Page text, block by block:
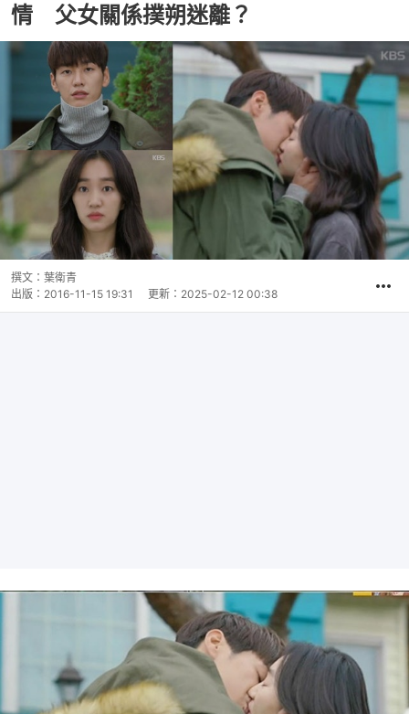
情 父女關係撲朔迷離？
撰文： 葉衛青
出版： 2016-11-15 19:31 更新： 2025-02-12 00:38